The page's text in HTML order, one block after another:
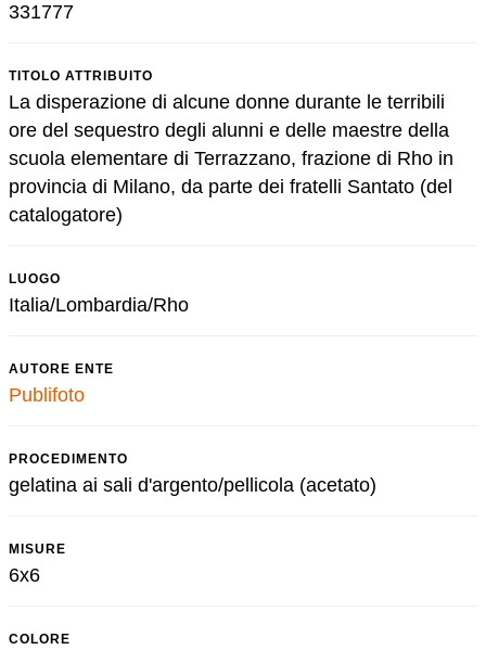
331777
TITOLO ATTRIBUITO
La disperazione di alcune donne durante le terribili
ore del sequestro degli alunni e delle maestre della
scuola elementare di Terrazzano, frazione di Rho in
provincia di Milano, da parte dei fratelli Santato (del
catalogatore)
LUOGO
Italia/Lombardia/Rho
AUTORE ENTE
Publifoto
PROCEDIMENTO
gelatina ai sali d'argento/pellicola (acetato)
MISURE
6x6
COLORE